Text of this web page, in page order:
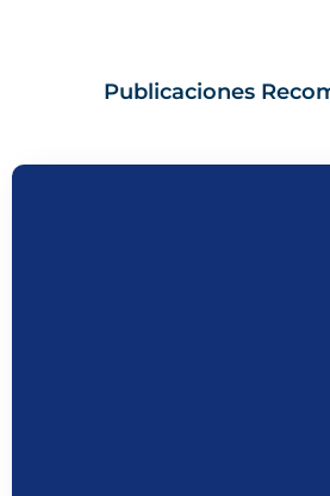
Publicaciones